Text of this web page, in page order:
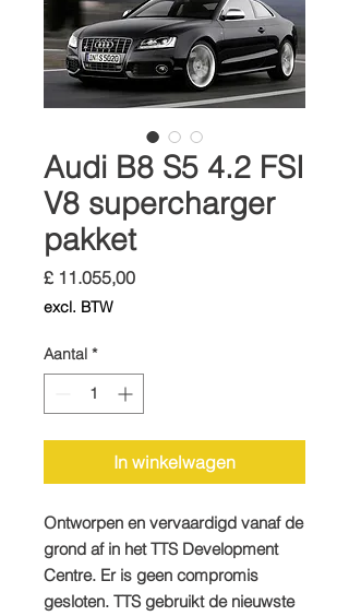
Audi B8 S5 4.2 FSI
V8 supercharger
pakket
£ 11.055,00Prijs
excl. BTW
Aantal *
In winkelwagen
Ontworpen en vervaardigd vanaf de
grond af in het TTS Development
Centre. Er is geen compromis
gesloten. TTS gebruikt de nieuwste